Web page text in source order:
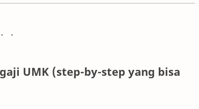
UMK (step-by-step yang bisa